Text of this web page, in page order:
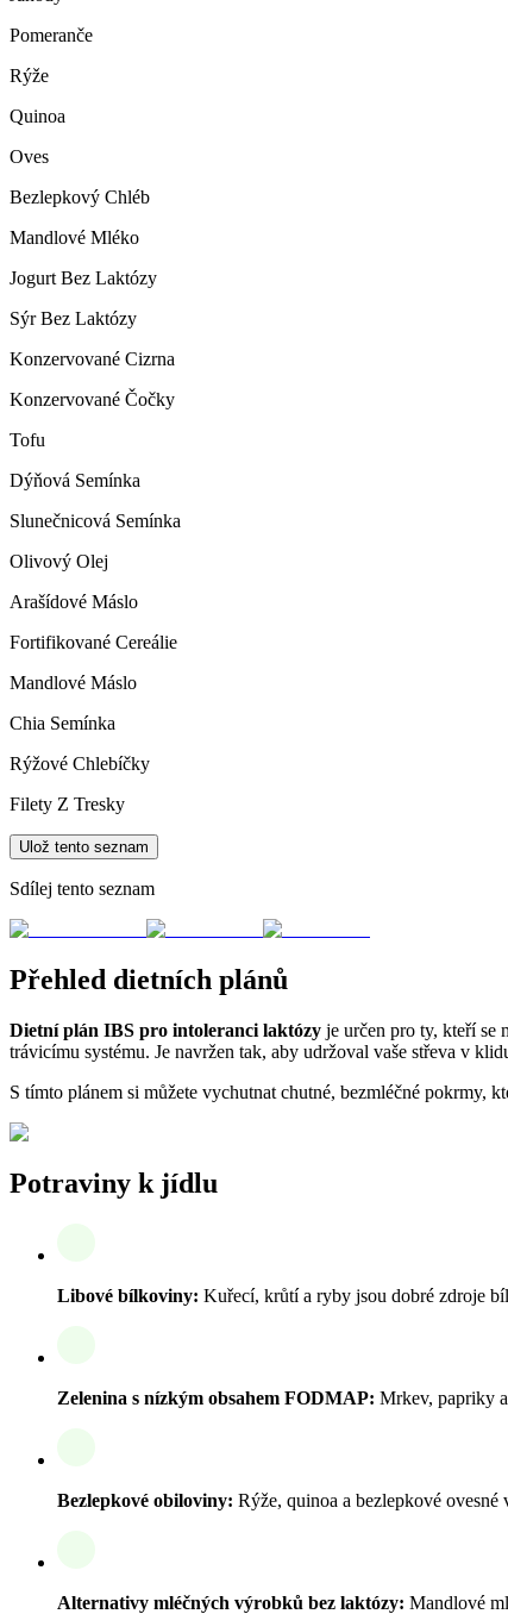
Pomeranče
Rýže
Quinoa
Oves
Bezlepkový Chléb
Mandlové Mléko
Jogurt Bez Laktózy
Sýr Bez Laktózy
Konzervované Cizrna
Konzervované Čočky
Tofu
Dýňová Semínka
Slunečnicová Semínka
Olivový Olej
Arašídové Máslo
Fortifikované Cereálie
Mandlové Máslo
Chia Semínka
Rýžové Chlebíčky
Filety Z Tresky
Ulož tento seznam
Sdílej tento seznam
Přehled dietních plánů
Dietní plán IBS pro intoleranci laktózy je určen pro ty, kteří se
trávicímu systému. Je navržen tak, aby udržoval vaše střeva v
S tímto plánem si můžete vychutnat chutné, bezmléčné pokrmy,
Potraviny k jídlu
Libové bílkoviny: Kuřecí, krůtí a ryby jsou dobré zdroje
Zelenina s nízkým obsahem FODMAP: Mrkev, papriky
Bezlepkové obiloviny: Rýže, quinoa a bezlepkové
Alternativy mléčných výrobků bez laktózy: Mandlové